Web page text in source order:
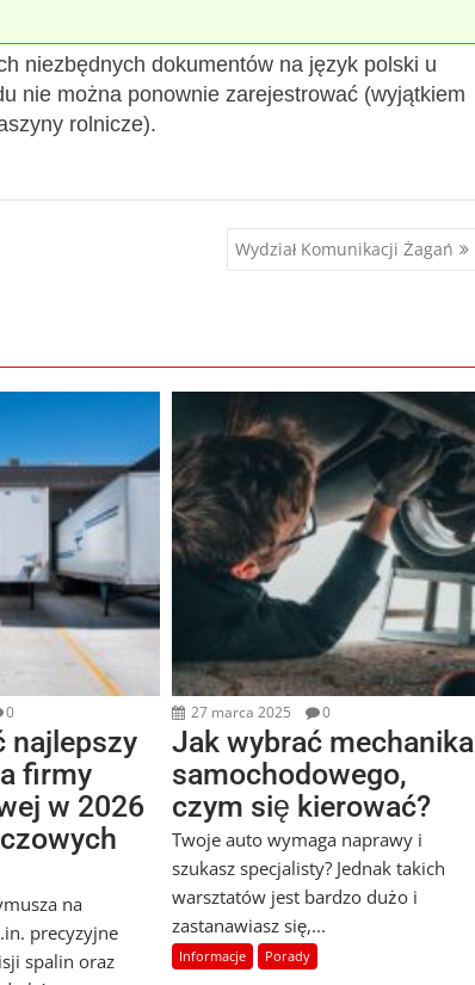
niezbędnych dokumentów na język polski u
nie można ponownie zarejestrować (wyjątkiem
rolnicze).
Wydział Komunikacji Żagań
0
najlepszy
firmy
w 2026
na
precyzyjne
spalin oraz
27 marca 2025 0
Jak wybrać mechanika
samochodowego,
czym się kierować?
Twoje auto wymaga naprawy i
szukasz specjalisty? Jednak takich
warsztatów jest bardzo dużo i
zastanawiasz się,...
Informacje Porady